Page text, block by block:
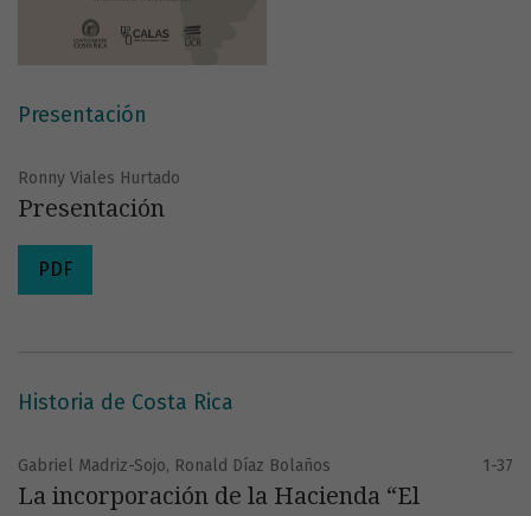
Presentación
Ronny Viales Hurtado
Presentación
PDF
Historia de Costa Rica
Gabriel Madriz-Sojo, Ronald Díaz Bolaños 1-37
La incorporación de la Hacienda “El